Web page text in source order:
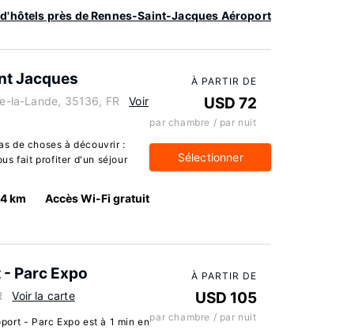
près de Rennes-Saint-Jacques Aéroport
Jacques
la-Lande, 35136, FR
Voir
de choses à découvrir :
fait profiter d'un séjour
km Accès Wi-Fi gratuit
À PARTIR DE
USD 72
par chambre / par nuit
Sélectionner
Parc Expo
Voir la carte
- Parc Expo est à 1 min en
À PARTIR DE
USD 105
par chambre / par nuit